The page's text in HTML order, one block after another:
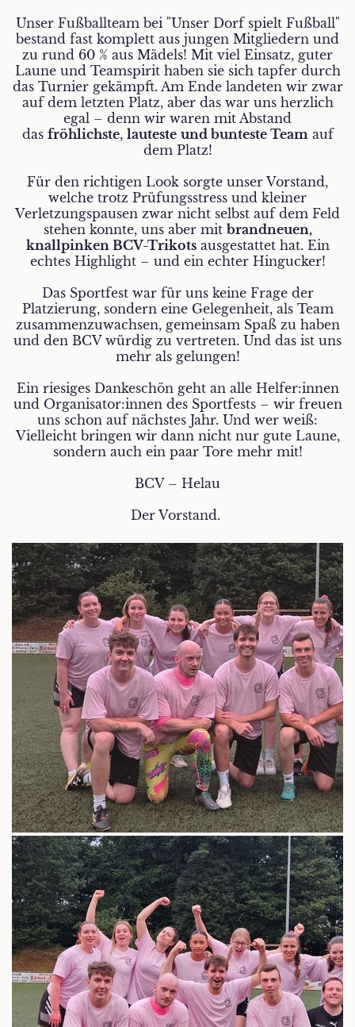
Unser Fußballteam bei "Unser Dorf spielt Fußball"
bestand fast komplett aus jungen Mitgliedern und
zu rund 60 % aus Mädels! Mit viel Einsatz, guter
Laune und Teamspirit haben sie sich tapfer durch
das Turnier gekämpft. Am Ende landeten wir zwar
auf dem letzten Platz, aber das war uns herzlich
egal – denn wir waren mit Abstand
das fröhlichste, lauteste und bunteste Team auf
dem Platz!
Für den richtigen Look sorgte unser Vorstand,
welche trotz Prüfungsstress und kleiner
Verletzungspausen zwar nicht selbst auf dem Feld
stehen konnte, uns aber mit brandneuen,
knallpinken BCV-Trikotsausgestattet hat. Ein
echtes Highlight – und ein echter Hingucker!
Das Sportfest war für uns keine Frage der
Platzierung, sondern eine Gelegenheit, als Team
zusammenzuwachsen, gemeinsam Spaß zu haben
und den BCV würdig zu vertreten. Und das ist uns
mehr als gelungen!
Ein riesiges Dankeschön geht an alle Helfer:innen
und Organisator:innen des Sportfests – wir freuen
uns schon auf nächstes Jahr. Und wer weiß:
Vielleicht bringen wir dann nicht nur gute Laune,
sondern auch ein paar Tore mehr mit!
BCV – Helau
Der Vorstand.